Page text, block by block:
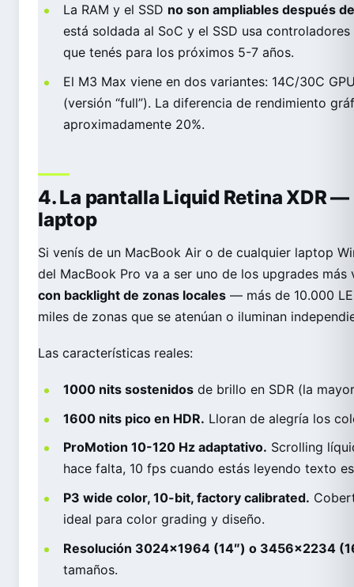
La RAM y el SSD no son ampliables después
está soldada al SoC y el SSD usa
que tenés para los próximos 5-7 años.
El M3 Max viene en dos variantes: 14C/30C
(versión “full”). La diferencia de rendimiento
aproximadamente 20%.
4. La pantalla Liquid Retina XDR
laptop
Si venís de un MacBook Air o de cualquier laptop
del MacBook Pro va a ser uno de los upgrades
con backlight de zonas locales — más de 10.000
miles de zonas que se atenúan o iluminan
Las características reales:
1000 nits sostenidos de brillo en SDR (la
1600 nits pico en HDR. Lloran de alegría los
ProMotion 10-120 Hz adaptativo. Scrolling
hace falta, 10 fps cuando estás leyendo texto
P3 wide color, 10-bit, factory calibrated.
ideal para color grading y diseño.
Resolución 3024×1964 (14″) o 3456×2234
tamaños.